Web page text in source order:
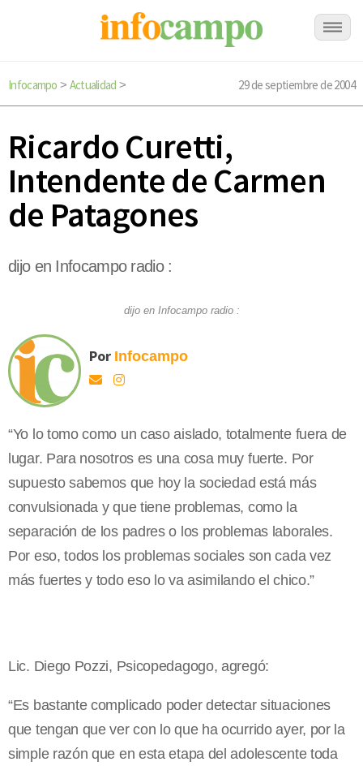
Infocampo > Actualidad > 29 de septiembre de 2004
Ricardo Curetti,
Intendente de Carmen
de Patagones
dijo en Infocampo radio :
dijo en Infocampo radio :
Por Infocampo
“Yo lo tomo como un caso aislado, totalmente fuera de
lugar. Para nosotros es una cosa muy fuerte. Por
supuesto sabemos que hoy la sociedad está más
convulsionada y que tiene problemas, como la
separación de los padres o los problemas laborales.
Por eso, todos los problemas sociales son cada vez
más fuertes y todo eso lo va asimilando el chico.”
Lic. Diego Pozzi, Psicopedagogo, agregó:
“Es bastante complicado poder detectar situaciones
que tengan que ver con lo que ha ocurrido ayer, por la
simple razón que en esta etapa del adolescente toda